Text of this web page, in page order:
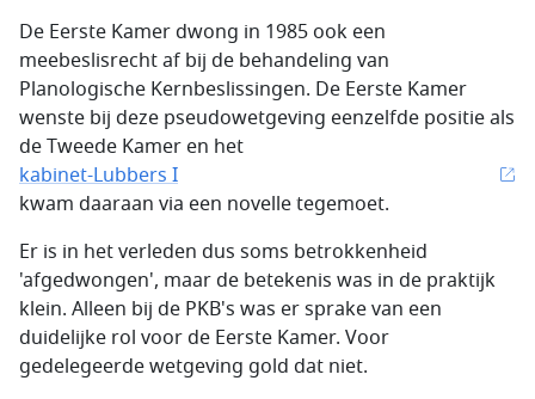
De Eerste Kamer dwong in 1985 ook een
meebeslisrecht af bij de behandeling van
Planologische Kernbeslissingen. De Eerste Kamer
wenste bij deze pseudowetgeving eenzelfde positie als
de Tweede Kamer en het
kabinet-Lubbers I
kwam daaraan via een novelle tegemoet.
Er is in het verleden dus soms betrokkenheid
'afgedwongen', maar de betekenis was in de praktijk
klein. Alleen bij de PKB's was er sprake van een
duidelijke rol voor de Eerste Kamer. Voor
gedelegeerde wetgeving gold dat niet.